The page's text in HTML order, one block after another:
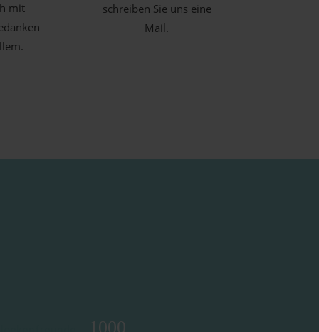
mit
schreiben Sie uns eine
Mail.
1000